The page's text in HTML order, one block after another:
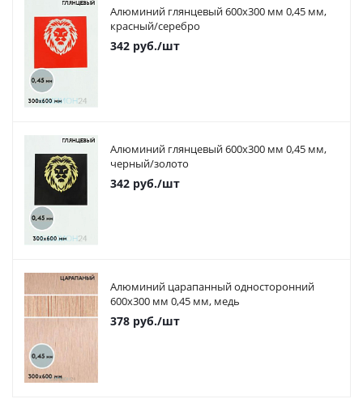
Алюминий глянцевый 600х300 мм 0,45 мм,
красный/серебро
342 руб./шт
Алюминий глянцевый 600х300 мм 0,45 мм,
черный/золото
342 руб./шт
Алюминий царапанный односторонний
600х300 мм 0,45 мм, медь
378 руб./шт